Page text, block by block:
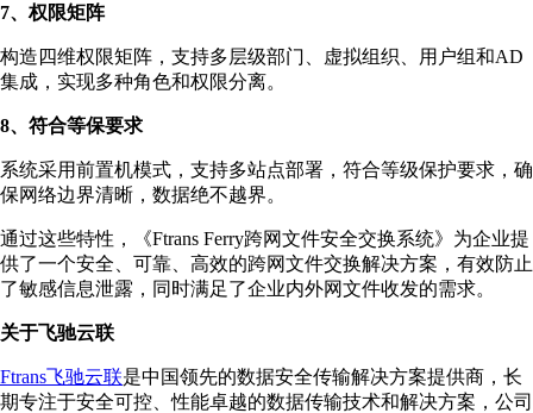
7、权限矩阵
构造四维权限矩阵，支持多层级部门、虚拟组织、用户组和AD
集成，实现多种角色和权限分离。
8、符合等保要求
系统采用前置机模式，支持多站点部署，符合等级保护要求，确
保网络边界清晰，数据绝不越界。
通过这些特性，《Ftrans Ferry跨网文件安全交换系统》为企业提
供了一个安全、可靠、高效的跨网文件交换解决方案，有效防止
了敏感信息泄露，同时满足了企业内外网文件收发的需求。
关于飞驰云联
Ftrans飞驰云联是中国领先的数据安全传输解决方案提供商，长
期专注于安全可控、性能卓越的数据传输技术和解决方案，公司